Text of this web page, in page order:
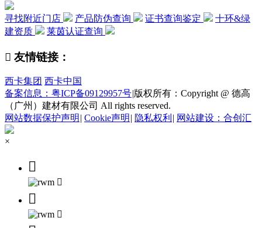
寻找附近门店 产品防伪查询 证书查询鉴定
十环&绿
建资质
莱茵认证查询
 友情链接：
西卡集团 西卡中国
备案信息：粤ICP备09129957号|版权所有：Copyright @ 德高
（广州）建材有限公司 All rights reserved.
网站数据保护声明 | Cookie声明 | 隐私权利 | 网站建设：合创汇
×



